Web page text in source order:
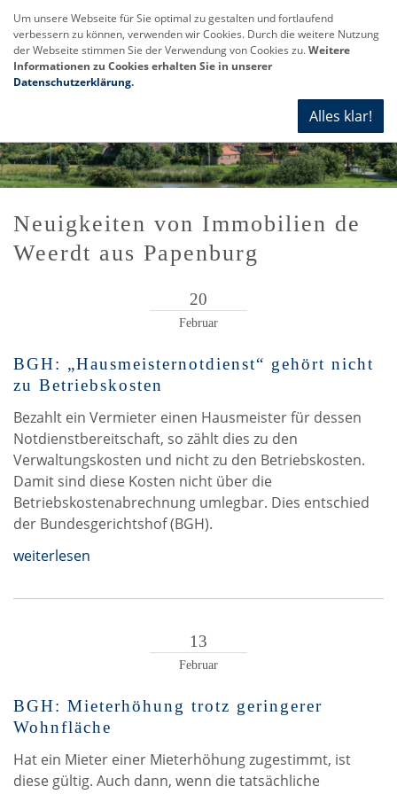
Neuigkeiten von Immobilien de
Weerdt aus Papenburg
20
Februar
BGH: „Hausmeisternotdienst“ gehört nicht
zu Betriebskosten
Bezahlt ein Vermieter einen Hausmeister für dessen
Notdienstbereitschaft, so zählt dies zu den
Verwaltungskosten und nicht zu den Betriebskosten.
Damit sind diese Kosten nicht über die
Betriebskostenabrechnung umlegbar. Dies entschied
der Bundesgerichtshof (BGH).
weiterlesen
13
Februar
BGH: Mieterhöhung trotz geringerer
Wohnfläche
Hat ein Mieter einer Mieterhöhung zugestimmt, ist
diese gültig. Auch dann, wenn die tatsächliche
Um unsere Webseite für Sie optimal zu gestalten und fortlaufend
verbessern zu können, verwenden wir Cookies. Durch die weitere Nutzung
der Webseite stimmen Sie der Verwendung von Cookies zu.Weitere
Informationen zu Cookies erhalten Sie in unserer
Datenschutzerklärung.
Alles klar!